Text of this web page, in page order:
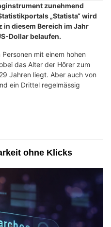
zunehmend
„Statista“ wird
in diesem Bereich im Jahr
Dollar belaufen.
mit einem hohen
das Alter der Hörer zum
Jahren liegt. Aber auch von
ein Drittel regelmässig
ohne Klicks